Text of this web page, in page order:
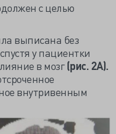
с целью
выписана без
у пациентки
в мозг(рис. 2А).
внутривенным